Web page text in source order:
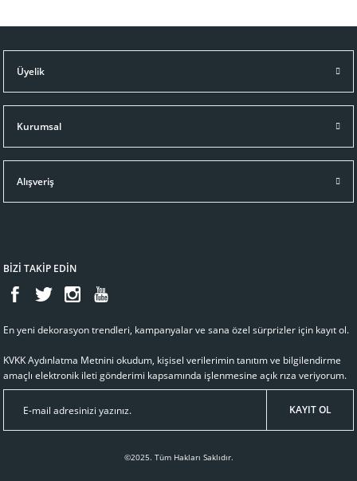
Ralph Lauren Home
BAILEY SEPET VAZO
24.372,44 TL
Ralph Lauren Home
Üyelik
Kurumsal
Alışveriş
BİZİ TAKİP EDİN
En yeni dekorasyon trendleri, kampanyalar ve sana özel sürprizler için kayıt ol.
KVKK Aydınlatma Metnini okudum, kişisel verilerimin tanıtım ve bilgilendirme
amaçlı elektronik ileti gönderimi kapsamında işlenmesine açık rıza veriyorum.
KAYIT OL
©2025. Tüm Hakları Saklıdır.